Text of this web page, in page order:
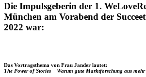
Die Impulsgeberin der 1.
München am Vorabend der
2022 war:
Das Vortragsthema von Frau Jander lautet:
The Power of Stories – Warum gute Marktforschung aus